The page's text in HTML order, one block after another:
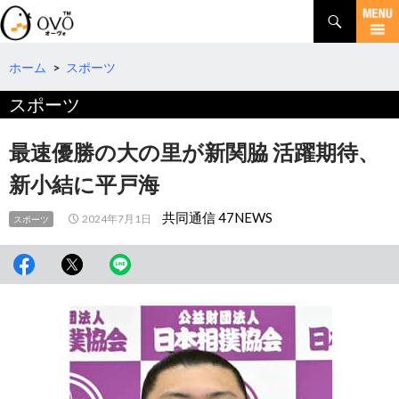
検
索
コ
テ
へ
動
ホーム > スポーツ
スポーツ
最速優勝の大の里が新関脇 活躍期待、
新小結に平戸海
スポーツ 2024年7月1日 共同通信 47NEWS